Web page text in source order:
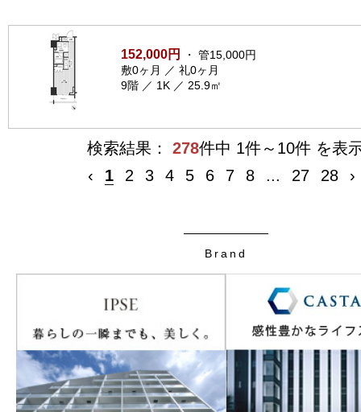
152,000円
・ 管15,000円
敷0ヶ月 ／ 礼0ヶ月
9階 ／ 1K ／ 25.9㎡
検索結果： 278件中 1件～10件 を表
‹
1 2 3 4 5 6 7 8 ... 27 28 ›
Brand